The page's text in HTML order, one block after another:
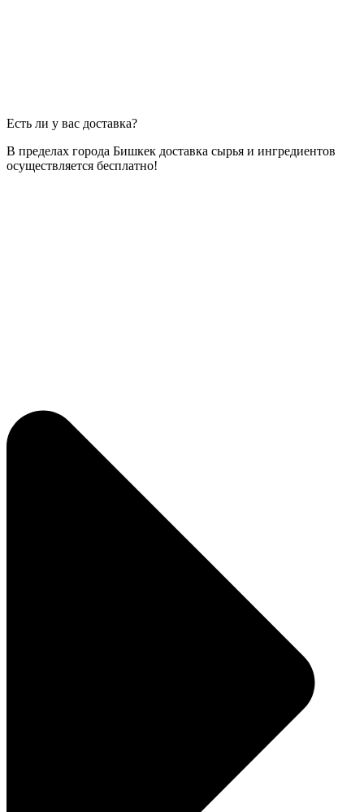
Есть ли у вас доставка?
В пределах города Бишкек доставка сырья и ингредиентов
осуществляется бесплатно!